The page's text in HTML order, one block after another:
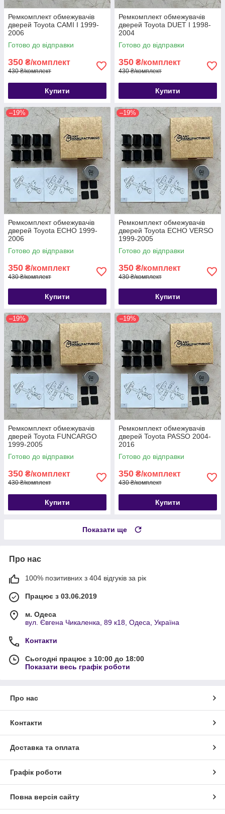
Ремкомплект обмежувачів
дверей Toyota CAMI I 1999-
2006
Готово до відправки
350 ₴/комплект
430 ₴/комплект
Купити
Ремкомплект обмежувачів
дверей Toyota DUET I 1998-
2004
Готово до відправки
350 ₴/комплект
430 ₴/комплект
Купити
–19%
Ремкомплект обмежувачів
дверей Toyota ECHO 1999-
2006
Готово до відправки
350 ₴/комплект
430 ₴/комплект
Купити
–19%
Ремкомплект обмежувачів
дверей Toyota ECHO VERSO
1999-2005
Готово до відправки
350 ₴/комплект
430 ₴/комплект
Купити
–19%
Ремкомплект обмежувачів
дверей Toyota FUNCARGO
1999-2005
Готово до відправки
350 ₴/комплект
430 ₴/комплект
Купити
–19%
Ремкомплект обмежувачів
дверей Toyota PASSO 2004-
2016
Готово до відправки
350 ₴/комплект
430 ₴/комплект
Купити
Показати ще
Про нас
100% позитивних з 404 відгуків за рік
Працює з 03.06.2019
м. Одеса
вул. Євгена Чикаленка, 89 к18, Одеса, Україна
Контакти
Сьогодні працює з 10:00 до 18:00
Показати весь графік роботи
Про нас
Контакти
Доставка та оплата
Графік роботи
Повна версія сайту